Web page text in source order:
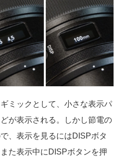
ミックとして、小さな表示パ
が表示される。しかし節電の
、表示を見るにはDISPボタ
た表示中にDISPボタンを押